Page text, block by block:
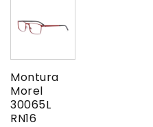
Montura
Morel
30065L
RN16